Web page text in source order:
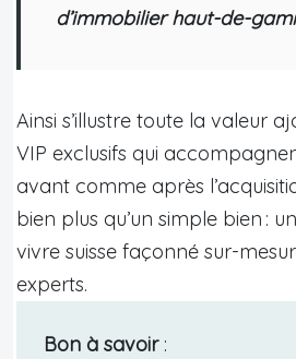
d’immobilier haut-de-
Ainsi s’illustre toute la valeur
VIP exclusifs qui
avant comme après
bien plus qu’un simple bien :
vivre suisse façonné sur-
experts.
Bon à savoir: